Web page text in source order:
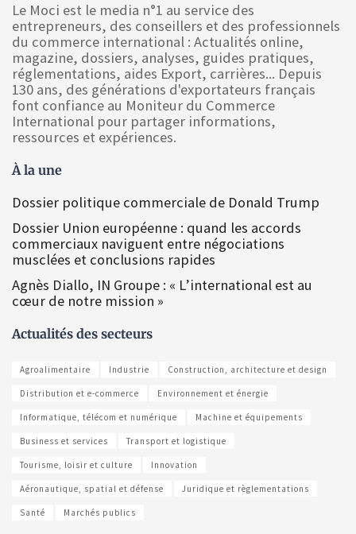
Le Moci est le media n°1 au service des
entrepreneurs, des conseillers et des professionnels
du commerce international : Actualités online,
magazine, dossiers, analyses, guides pratiques,
réglementations, aides Export, carrières... Depuis
130 ans, des générations d'exportateurs français
font confiance au Moniteur du Commerce
International pour partager informations,
ressources et expériences.
À la une
Dossier politique commerciale de Donald Trump
Dossier Union européenne : quand les accords
commerciaux naviguent entre négociations
musclées et conclusions rapides
Agnès Diallo, IN Groupe : « L’international est au
cœur de notre mission »
Actualités des secteurs
Agroalimentaire Industrie Construction, architecture et design
Distribution et e-commerce Environnement et énergie
Informatique, télécom et numérique Machine et équipements
Business et services Transport et logistique
Tourisme, loisir et culture Innovation
Aéronautique, spatial et défense Juridique et règlementations
Santé Marchés publics